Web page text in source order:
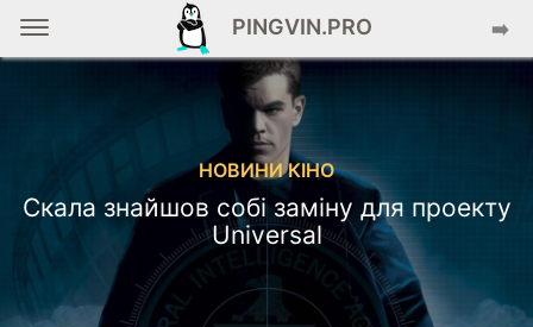
PINGVIN.PRO ➡️
НОВИНИ КІНО
Скала знайшов собі заміну для проекту
Universal